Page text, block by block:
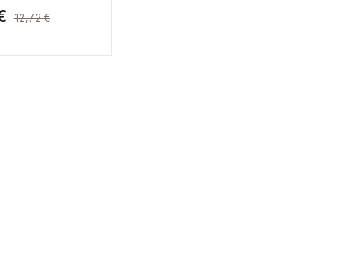
12,72€